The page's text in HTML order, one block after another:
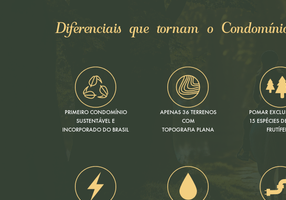
Diferenciais que tornam o
PRIMEIRO CONDOMÍNIO
SUSTENTÁVEL E
INCORPORADO DO BRASIL
APENAS 36 TERRENOS
COM
TOPOGRAFIA PLANA
POMAR
15 ESPÉCIES